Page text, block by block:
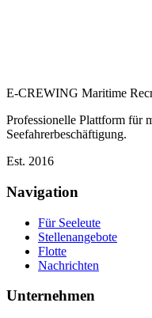
E-CREWING Maritime
Professionelle Plattform für
Seefahrerbeschäftigung.
Est. 2016
Navigation
Für Seeleute
Stellenangebote
Flotte
Nachrichten
Unternehmen